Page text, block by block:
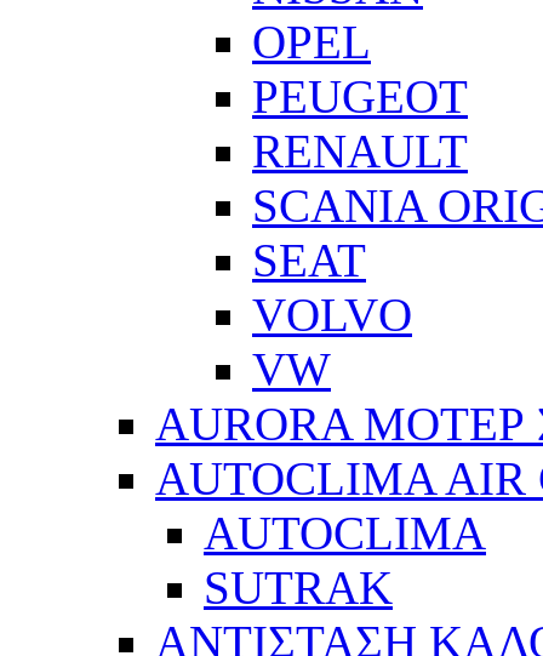
OPEL
PEUGEOT
RENAULT
SCANIA
SEAT
VOLVO
VW
AURORA
AUTOCLIMA AIR
AUTOCLIMA
SUTRAK
ΑΝΤΙΣΤΑΣΗ